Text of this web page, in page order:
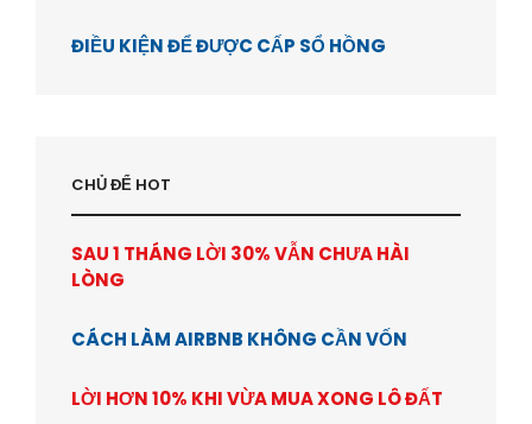
ĐIỀU KIỆN ĐỂ ĐƯỢC CẤP SỔ HỒNG
CHỦ ĐỂ HOT
SAU 1 THÁNG LỜI 30% VẪN CHƯA HÀI
LÒNG
CÁCH LÀM AIRBNB KHÔNG CẦN VỐN
LỜI HƠN 10% KHI VỪA MUA XONG LÔ ĐẤT